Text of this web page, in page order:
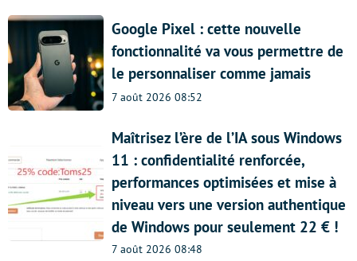
Google Pixel : cette nouvelle
fonctionnalité va vous permettre de
le personnaliser comme jamais
7 août 2026 08:52
Maîtrisez l’ère de l’IA sous Windows
11 : confidentialité renforcée,
performances optimisées et mise à
niveau vers une version authentique
de Windows pour seulement 22 € !
7 août 2026 08:48